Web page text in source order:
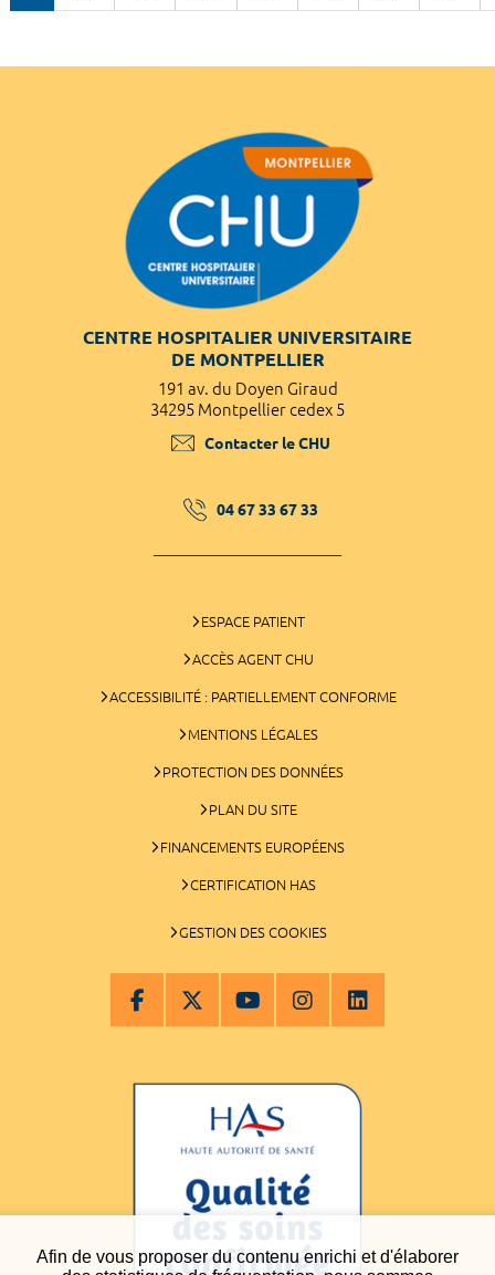
Afin de vous proposer du contenu enrichi et d'élaborer
CENTRE HOSPITALIER UNIVERSITAIRE
DE MONTPELLIER
191 av. du Doyen Giraud
34295 Montpellier cedex 5
Contacter le CHU
04 67 33 67 33
ESPACE PATIENT
ACCÈS AGENT CHU
ACCESSIBILITÉ : PARTIELLEMENT CONFORME
MENTIONS LÉGALES
PROTECTION DES DONNÉES
PLAN DU SITE
FINANCEMENTS EUROPÉENS
CERTIFICATION HAS
GESTION DES COOKIES